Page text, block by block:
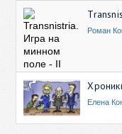
Роман
Елена